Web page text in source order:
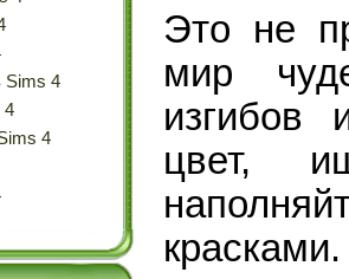
Sims 4
4
4
Это не
мир
изгибов
цвет,
красками.